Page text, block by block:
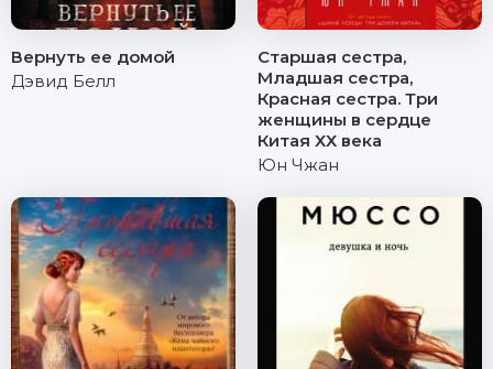
Вернуть ее домой
Дэвид Белл
Старшая сестра,
Младшая сестра,
Красная сестра. Три
женщины в сердце
Китая ХХ века
Юн Чжан